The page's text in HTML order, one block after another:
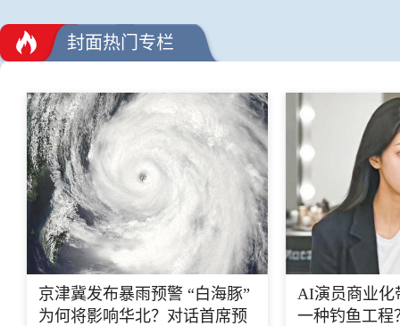
封面热门专栏
京津冀发布暴雨预警 “白海豚”
为何将影响华北？对话首席预
AI演员商业化
一种钓鱼工程